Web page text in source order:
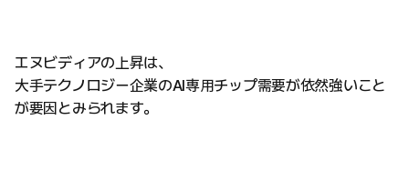
エヌビディアの上昇は、
大手テクノロジー企業のAI専用チップ需要が依然強いこと
が要因とみられます。